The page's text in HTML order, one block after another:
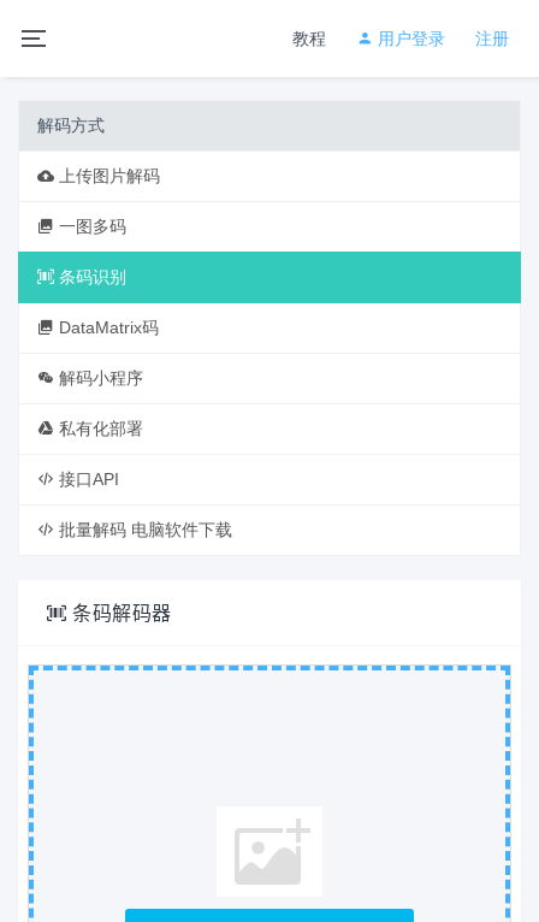
注册
用户登录
教程
解码方式
上传图片解码
一图多码
条码识别
DataMatrix码
解码小程序
私有化部署
接口API
批量解码 电脑软件下载
条码解码器